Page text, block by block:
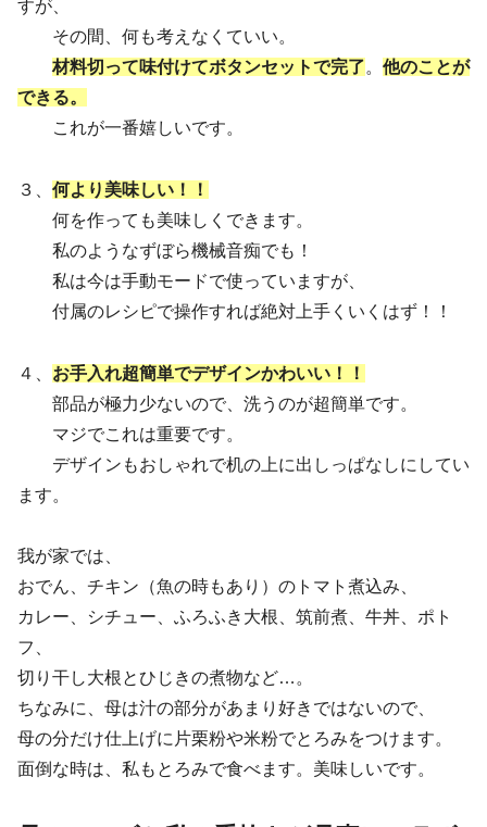
すが、
その間、何も考えなくていい。
材料切って味付けてボタンセットで完了。 他のことが
できる。
これが一番嬉しいです。
３、 何より美味しい！！
何を作っても美味しくできます。
私のようなずぼら機械音痴でも！
私は今は手動モードで使っていますが、
付属のレシピで操作すれば絶対上手くいくはず！！
４、 お手入れ超簡単でデザインかわいい ！！
部品が極力少ないので、洗うのが超簡単です。
マジでこれは重要です。
デザインもおしゃれで机の上に出しっぱなしにしてい
ます。
我が家では、
おでん、チキン（魚の時もあり）のトマト煮込み、
カレー、シチュー、ふろふき大根、筑前煮、牛丼、ポト
フ、
切り干し大根とひじきの煮物など…。
ちなみに、母は汁の部分があまり好きではないので、
母の分だけ仕上げに片栗粉や米粉でとろみをつけます。
面倒な時は、私もとろみで食べます。美味しいです。